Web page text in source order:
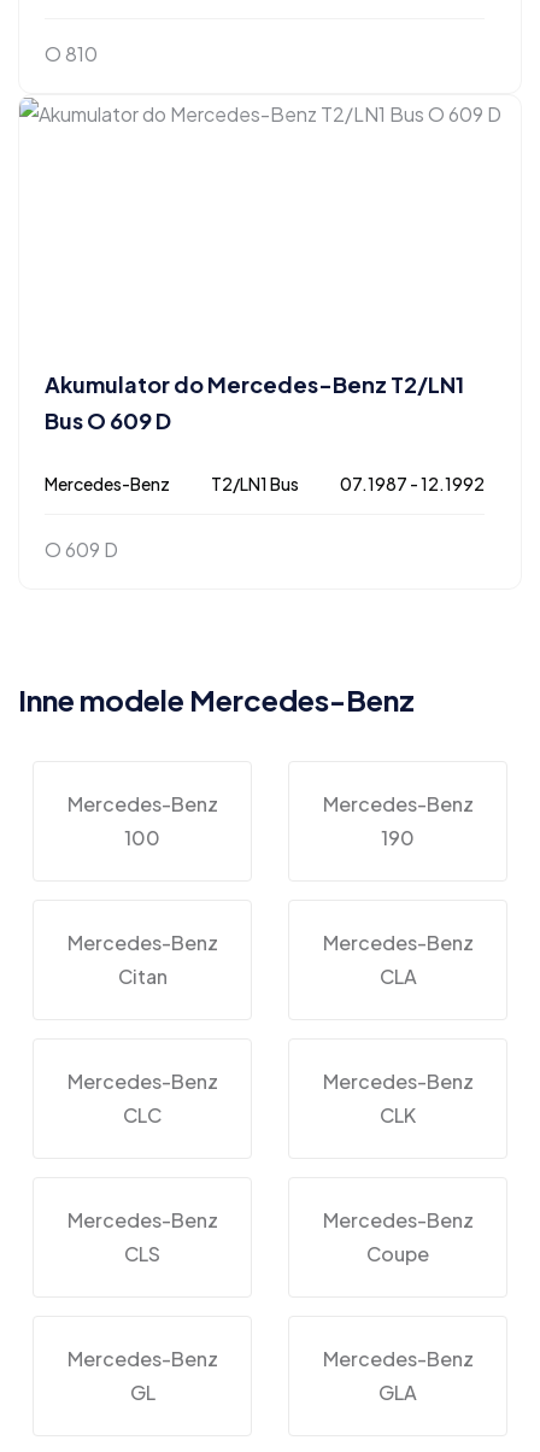
O 810
Akumulator do Mercedes-Benz T2/LN1
Bus O 609 D
Mercedes-Benz T2/LN1 Bus 07.1987 - 12.1992
O 609 D
Inne modele Mercedes-Benz
Mercedes-Benz
100
Mercedes-Benz
190
Mercedes-Benz
Citan
Mercedes-Benz
CLA
Mercedes-Benz
CLC
Mercedes-Benz
CLK
Mercedes-Benz
CLS
Mercedes-Benz
Coupe
Mercedes-Benz
GL
Mercedes-Benz
GLA